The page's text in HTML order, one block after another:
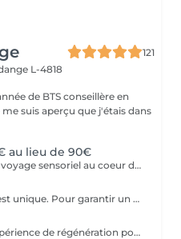
121
L-4818
de BTS conseillère en
suis aperçu que j'étais dans
au lieu de 90€
Bella Harmony vous invite à un voyage sensoriel au coeur de l'art ancestral du Kobido. Ce massage japonais du visage associe une gestuelle précise et rythmée à des mouvements délicats qui stimulent la circulation sanguine et énergétique, raffermissent les tissus et redonnent éclat au teint. Au-delà de son action anti-âge visible, il procure une profonde sensation de bien-être : Tonifie les muscles du visage et redessine les contours Stimule la circulation et l'éclat naturel de la peau Lisse les traits et atténue les signes de fatigue Apporte sérénité et détente intérieure. Un soin d'exception qui conjugue beauté et harmonie, pour préserver l'éclat et la jeunesse du visage de manière naturelle
Chez Bella Linea, chaque peau est unique. Pour garantir un soin parfaitement adapté, nous réalisons une analyse approfondie grâce à la technologie Bloomea. Cet appareil mesure des paramètres essentiels (hydratation, sébum, élasticité, homogénéité du teint), offrant une vision précise de l'état de votre peau. Cette analyse est obligatoire lors de votre premier soin visage Bella et sera renouvelée environ tous les 6 mois pour suivre l'évolution de votre peau. Elle est offerte avant chaque soin visage, afin que votre protocole soit toujours personnalisé et efficace. Grâce à ce diagnostic, nous construisons un soin sur mesure qui sublime votre visage et révèle toute sa beauté naturelle.
Bella Hydra est une véritable expérience de régénération pour votre peau. Le soin débute par un nettoyage précis, suivi d'une exfoliation douce réalisée à l'aide d'une technologie avancée. Les impuretés et cellules mortes sont éliminées en profondeur tandis que des actifs hydratants pénètrent dans la peau pour la repulper et la revitaliser. Dès la fin du soin, votre peau retrouve : Douceur et souplesse grâce à une hydratation intense. Éclat et fraîcheur pour un teint lumineux et homogène. Vitalité et confort avec une texture de peau visiblement lissée. Un soin à la fois purifiant, hydratant et apaisant, idéal pour réveiller la beauté naturelle de votre visage.